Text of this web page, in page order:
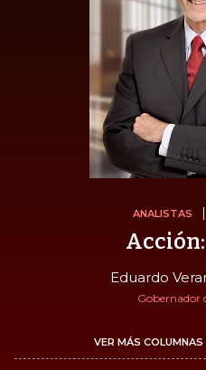
ANALISTAS
Eduardo
Gobernador
VER MÁS